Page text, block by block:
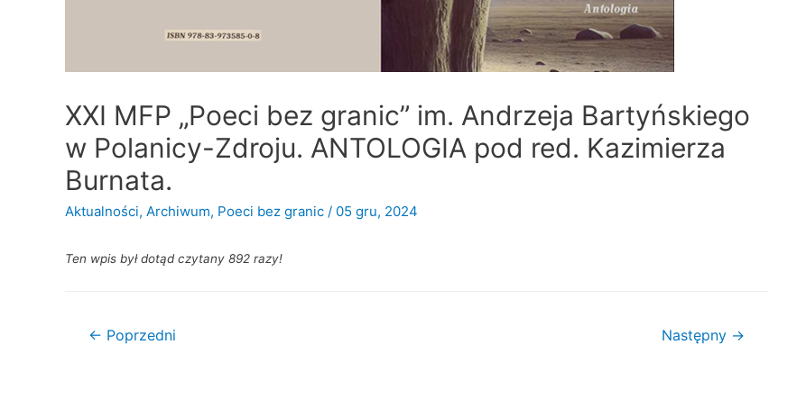
XXI MFP „Poeci bez granic” im. Andrzeja Bartyńskiego
w Polanicy-Zdroju. ANTOLOGIA pod red. Kazimierza
Burnata.
Aktualności, Archiwum, Poeci bez granic / 05 gru, 2024
Ten wpis był dotąd czytany 892 razy!
Nawigacja
← Poprzedni Następny →